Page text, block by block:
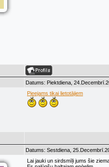
Datums: Piektdiena,
Pieejams tikai lietotājiem
Datums: Sestdiena,
Lai jauki un sirdsmīļi jums šie